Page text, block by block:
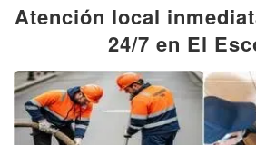
Atención local
24/7 en El